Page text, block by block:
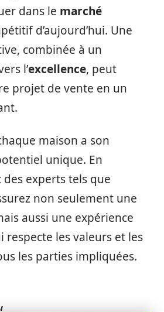
dans le marché
d’aujourd’hui. Une
combinée à un
l’excellence, peut
projet de vente en un
maison a son
unique. En
experts tels que
non seulement une
aussi une expérience
respecte les valeurs et les
les parties impliquées.